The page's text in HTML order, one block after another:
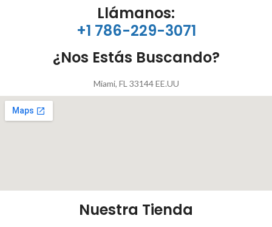
Llámanos:
+1 786-229-3071
¿Nos Estás Buscando?
Miami, FL 33144 EE.UU
Nuestra Tienda